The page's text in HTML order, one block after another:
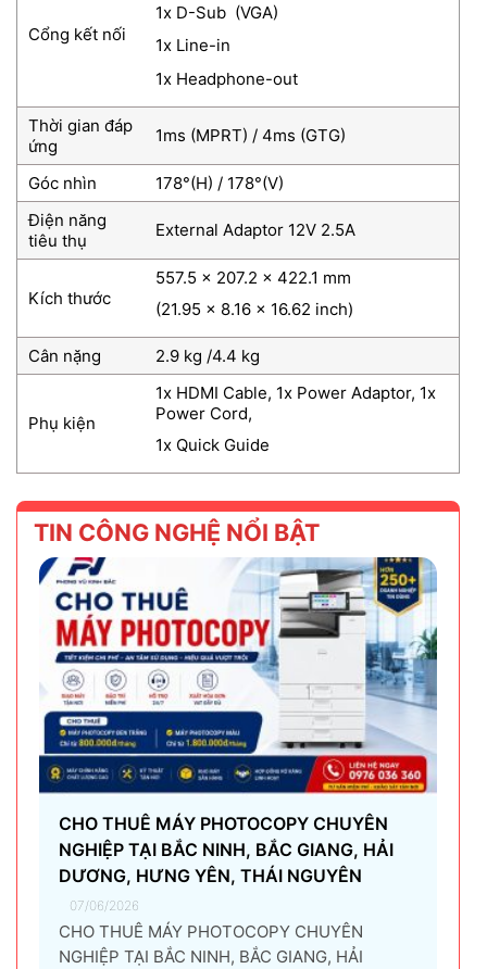
Cổng kết nối
1x D-Sub (VGA)
1x Line-in
1x Headphone-out
Thời gian đáp
ứng
1ms (MPRT) / 4ms (GTG)
Góc nhìn
178°(H) / 178°(V)
Điện năng
tiêu thụ
External Adaptor 12V 2.5A
Kích thước
557.5 x 207.2 x 422.1 mm
(21.95 x 8.16 x 16.62 inch)
Cân nặng 2.9 kg /4.4 kg
Phụ kiện
1x HDMI Cable, 1x Power Adaptor, 1x
Power Cord,
1x Quick Guide
TIN CÔNG NGHỆ NỔI BẬT
CHO THUÊ MÁY PHOTOCOPY CHUYÊN
NGHIỆP TẠI BẮC NINH, BẮC GIANG, HẢI
DƯƠNG, HƯNG YÊN, THÁI NGUYÊN
07/06/2026
CHO THUÊ MÁY PHOTOCOPY CHUYÊN
NGHIỆP TẠI BẮC NINH, BẮC GIANG, HẢI